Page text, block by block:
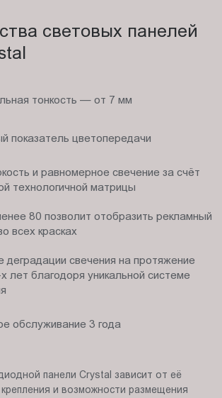
световых панелей
тонкость — от 7 мм
показатель цветопередачи
и равномерное свечение за счёт
технологичной матрицы
80 позволит отобразить рекламный
всех красках
деградации свечения на протяжение
лет благодоря уникальной системе
обслуживание 3 года
панели Crystal зависит от её
и возможности размещения